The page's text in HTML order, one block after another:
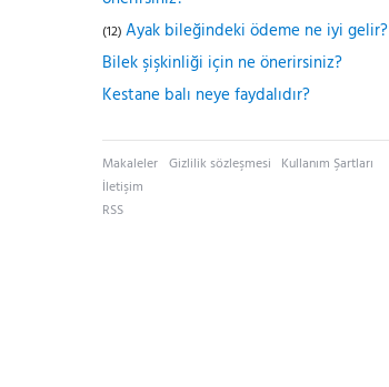
(12) Ayak bileğindeki ödeme ne iyi gelir?
Bilek şişkinliği için ne önerirsiniz?
Kestane balı neye faydalıdır?
Makaleler Gizlilik sözleşmesi Kullanım Şartları
İletişim
RSS